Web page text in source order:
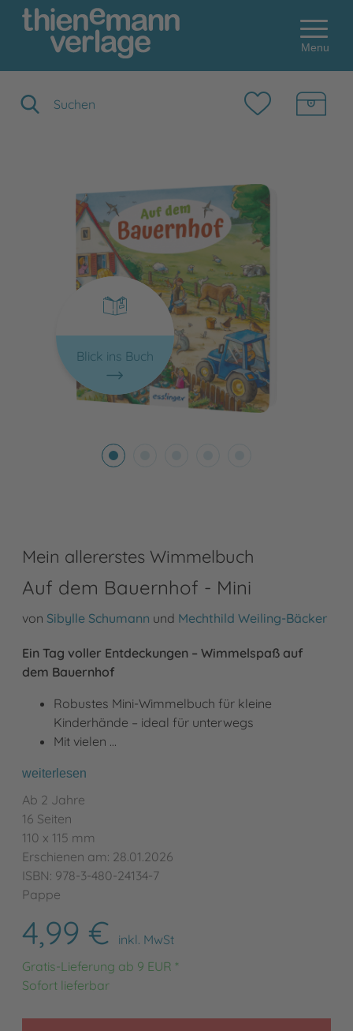
Menu
Blick ins Buch
Mein allererstes Wimmelbuch
Auf dem Bauernhof - Mini
von Sibylle Schumann und Mechthild Weiling-Bäcker
Ein Tag voller Entdeckungen – Wimmelspaß auf
dem Bauernhof
Robustes Mini-Wimmelbuch für kleine
Kinderhände – ideal für unterwegs
Mit vielen …
weiterlesen
Ab 2 Jahre
16 Seiten
110 x 115 mm
Erschienen am: 28.01.2026
ISBN: 978-3-480-24134-7
Pappe
4,99 €
inkl. MwSt
Gratis-Lieferung ab 9 EUR *
Sofort lieferbar